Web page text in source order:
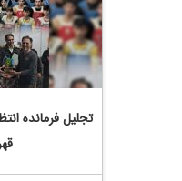
تجلیل فرمانده